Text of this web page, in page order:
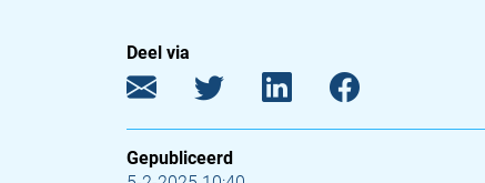
Deel via
Gepubliceerd